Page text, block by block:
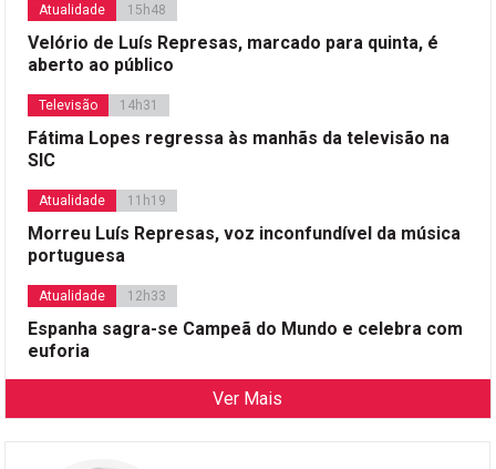
Atualidade 15h48
Velório de Luís Represas, marcado para quinta, é
aberto ao público
Televisão 14h31
Fátima Lopes regressa às manhãs da televisão na
SIC
Atualidade 11h19
Morreu Luís Represas, voz inconfundível da música
portuguesa
Atualidade 12h33
Espanha sagra-se Campeã do Mundo e celebra com
euforia
Ver Mais